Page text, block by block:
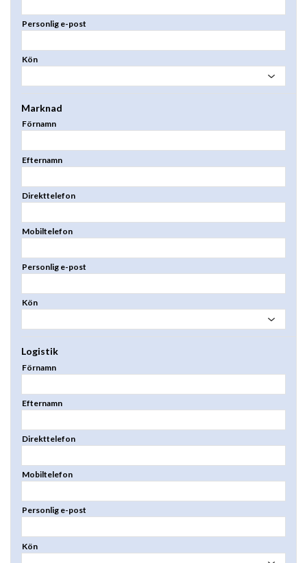
Personlig e-post
Kön
Marknad
Förnamn
Efternamn
Direkttelefon
Mobiltelefon
Personlig e-post
Kön
Logistik
Förnamn
Efternamn
Direkttelefon
Mobiltelefon
Personlig e-post
Kön